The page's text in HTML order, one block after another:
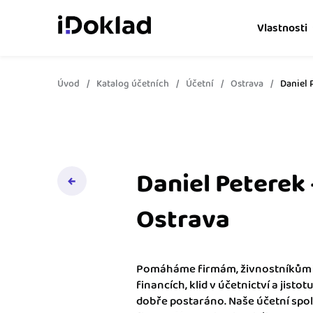
Vlastnosti
Online fakturace
obchodními kontakty.
Vyměňte počítání za
Spolupráce s účetní
Dejte účetní to, co
přístup k vašim
Úvod Katalog účetních Účetní Ostrava Daniel
Daniel
Ostrava
Pomáháme firmám,
financích, klid v účetnictví a
dobře postaráno. Naše účetní